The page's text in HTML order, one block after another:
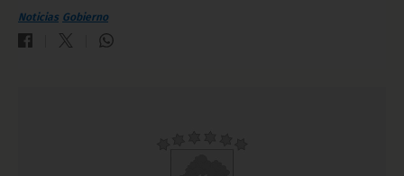
Noticias Gobierno